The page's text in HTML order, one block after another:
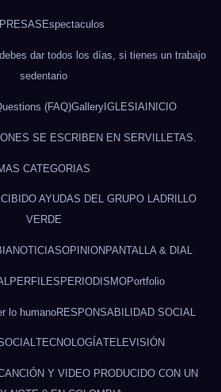
Espectaculos
dar todos los días, si tienes un trabajo
sedentario
(FAQ)GalleryIGLESIA INICIO
SE ESCRIBEN EN SERVILLETAS.
CATEGORIAS
AYUDAS DEL GRUPO LADRILLO
VERDE
NOTICIASOPINION PANTALLA & DIAL
PERFILES PERIODISMOPortfolio
lo humanoRESPONSABILIDAD SOCIAL
TECNOLOGÍATELEVISIÓN
Y VIDEO PRODUCIDO CON UN